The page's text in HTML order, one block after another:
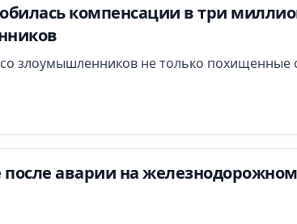
компенсации в три
злоумышленников не только похищенные
аварии на